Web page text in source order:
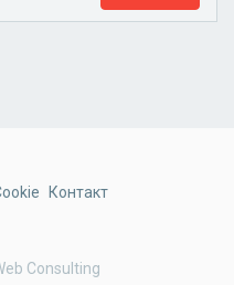
Consulting
Контакт